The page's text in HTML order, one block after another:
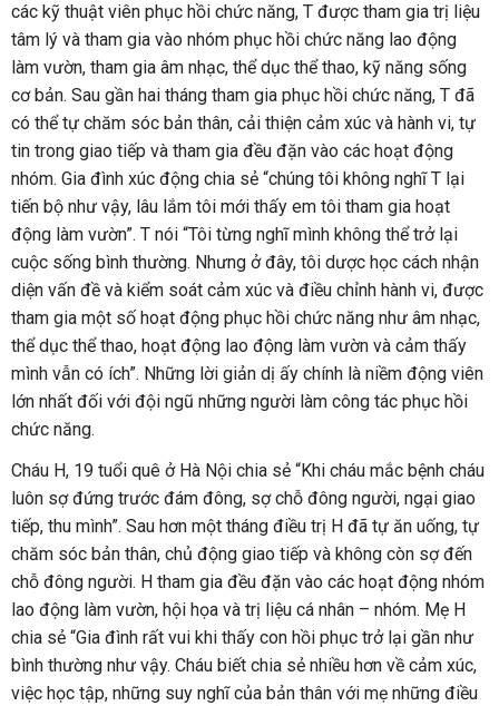
các kỹ thuật viên phục hồi chức năng, T được tham gia trị liệu
tâm lý và tham gia vào nhóm phục hồi chức năng lao động
làm vườn, tham gia âm nhạc, thể dục thể thao, kỹ năng sống
cơ bản. Sau gần hai tháng tham gia phục hồi chức năng, T đã
có thể tự chăm sóc bản thân, cải thiện cảm xúc và hành vi, tự
tin trong giao tiếp và tham gia đều đặn vào các hoạt động
nhóm. Gia đình xúc động chia sẻ “chúng tôi không nghĩ T lại
tiến bộ như vậy, lâu lắm tôi mới thấy em tôi tham gia hoạt
động làm vườn”. T nói “Tôi từng nghĩ mình không thể trở lại
cuộc sống bình thường. Nhưng ở đây, tôi dược học cách nhận
diện vấn đề và kiểm soát cảm xúc và điều chỉnh hành vi, được
tham gia một số hoạt động phục hồi chức năng như âm nhạc,
thể dục thể thao, hoạt động lao động làm vườn và cảm thấy
mình vẫn có ích”. Những lời giản dị ấy chính là niềm động viên
lớn nhất đối với đội ngũ những người làm công tác phục hồi
chức năng.
Cháu H, 19 tuổi quê ở Hà Nội chia sẻ “Khi cháu mắc bệnh cháu
luôn sợ đứng trước đám đông, sợ chỗ đông người, ngại giao
tiếp, thu mình”. Sau hơn một tháng điều trị H đã tự ăn uống, tự
chăm sóc bản thân, chủ động giao tiếp và không còn sợ đến
chỗ đông người. H tham gia đều đặn vào các hoạt động nhóm
lao động làm vườn, hội họa và trị liệu cá nhân – nhóm. Mẹ H
chia sẻ “Gia đình rất vui khi thấy con hồi phục trở lại gần như
bình thường như vậy. Cháu biết chia sẻ nhiều hơn về cảm xúc,
việc học tập, những suy nghĩ của bản thân với mẹ những điều